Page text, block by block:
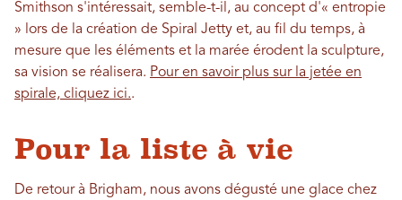
Smithson s'intéressait, semble-t-il, au concept d'« entropie
» lors de la création de Spiral Jetty et, au fil du temps, à
mesure que les éléments et la marée érodent la sculpture,
sa vision se réalisera. Pour en savoir plus sur la jetée en
spirale, cliquez ici..
Pour la liste à vie
De retour à Brigham, nous avons dégusté une glace chez